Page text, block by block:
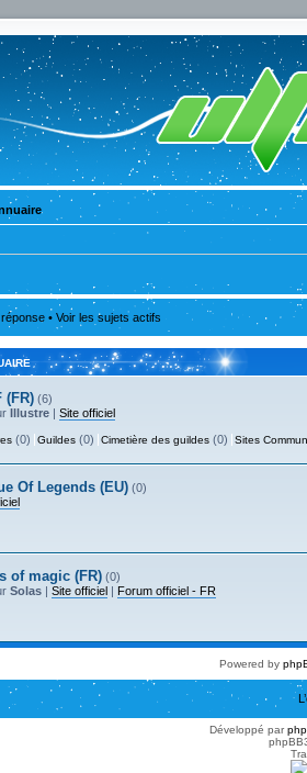
• Voir les sujets actifs
(FR) (6)
Illustre | Site officiel
(0) Guildes (0) Cimetière des guildes (0) Sites
Of Legends (EU) (0)
of magic (FR) (0)
Solas | Site officiel | Forum officiel - FR
Powered by
Développé par